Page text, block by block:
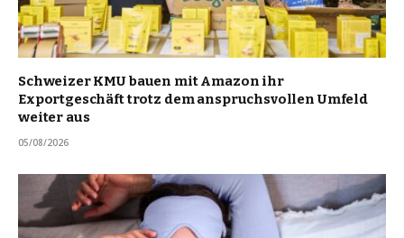
Schweizer KMU bauen mit Amazon ihr
Exportgeschäft trotz dem anspruchsvollen Umfeld
weiter aus
05/08/2026